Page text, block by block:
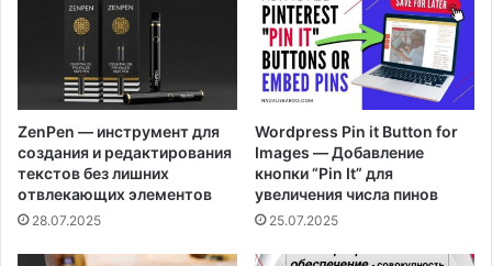
ZenPen — инструмент для
создания и редактирования
текстов без лишних
отвлекающих элементов
28.07.2025
Wordpress Pin it Button for
Images — Добавление
кнопки “Pin It” для
увеличения числа пинов
25.07.2025